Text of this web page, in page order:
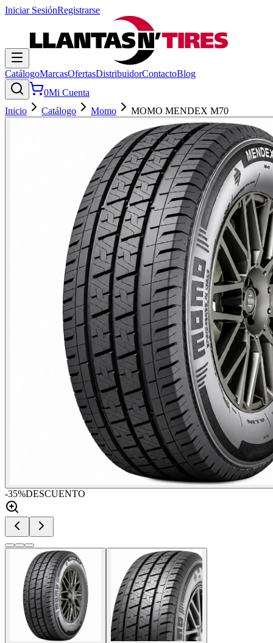
Iniciar SesiónRegistrarse
CatálogoMarcasOfertasDistribuidorContactoBlog
0Mi Cuenta
Inicio
Catálogo Momo MOMO MENDEX M70
-35%DESCUENTO